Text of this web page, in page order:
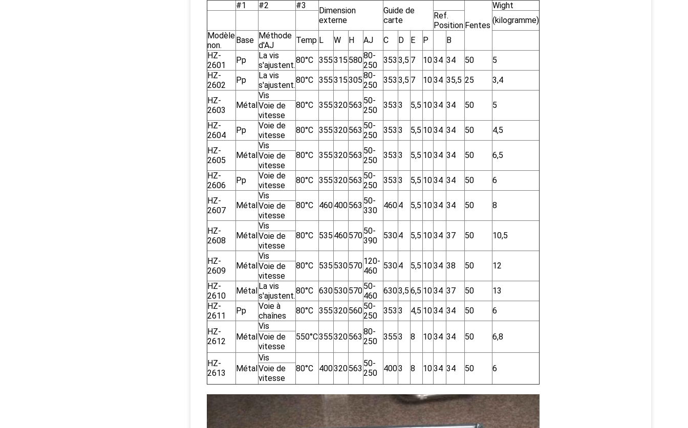
#1 #2 #3
Dimension
externe
Guide de
carte
Fentes
Wight
Ref.
Position
(kilogramme)
Modèle
non.
Base Méthode
d'AJ
Temp L W H AJ C D E P
B
HZ-
2601
Pp
La vis
s'ajustent.
80°C 355315 58080-
250
353 3,5 7 1034 34 50
5
HZ-
2602
Pp
La vis
s'ajustent.
80°C 35531530580-
250
353 3,5 7 1034 35,5 25 3,4
HZ-
2603
Métal
Vis
80°C 355320563 50-
250
353 3 5,5 1034 34 50 5
Voie de
vitesse
HZ-
2604
Pp
Voie de
vitesse
80°C 355320563 50-
250
353 3 5,5 1034 34 50 4,5
HZ-
2605
Métal
Vis
80°C 355320563 50-
250
353 3 5,5 1034 34 50 6,5
Voie de
vitesse
HZ-
2606
Pp
Voie de
vitesse
80°C 355320563 50-
250
353 3 5,5 1034 34 50 6
HZ-
2607
Métal
Vis
80°C
460400563 50-
330
4604 5,5 1034 34 50 8
Voie de
vitesse
HZ-
2608
Métal
Vis
80°C
535 46057050-
390
5304 5,5 1034 37 50 10,5
Voie de
vitesse
HZ-
2609
Métal
Vis
80°C
535 530570120-
460
5304 5,5 1034 38 50 12
Voie de
vitesse
HZ-
2610
MétalLa vis
s'ajustent.
80°C 63053057050-
460
6303,5 6,5 1034 37 50
13
HZ-
2611
Pp
Voie à
chaînes
80°C 35532056050-
250
353 3 4,5 1034 34 50 6
HZ-
2612
Métal
Vis
550°C355320563
80-
250
3553 8 1034 34 50 6,8
Voie de
vitesse
HZ-
2613
Métal
Vis
80°C
400320563
50-
250
4003 8 1034 34 50 6
Voie de
vitesse